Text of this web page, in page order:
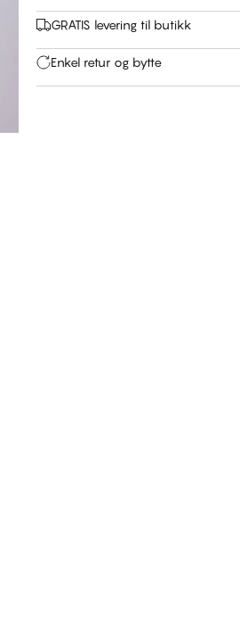
GRATIS levering til butikk
Enkel retur og bytte